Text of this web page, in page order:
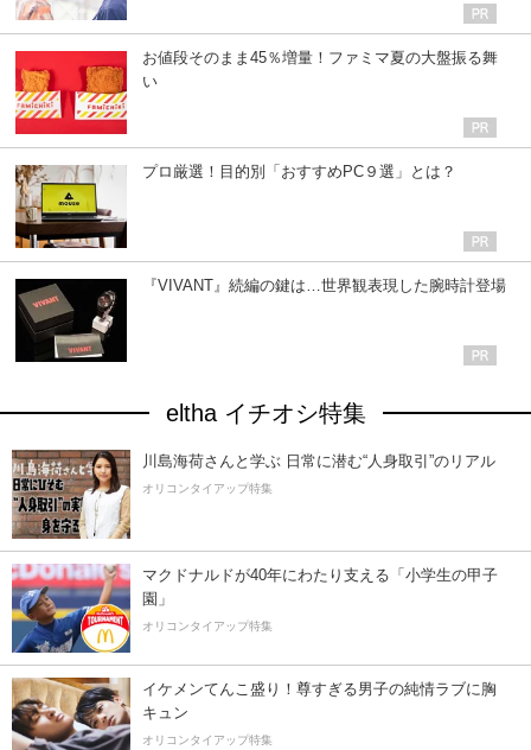
お値段そのまま45％増量！ファミマ夏の大盤振る舞
い
プロ厳選！目的別「おすすめPC９選」とは？
『VIVANT』続編の鍵は…世界観表現した腕時計登場
eltha イチオシ特集
川島海荷さんと学ぶ 日常に潜む“人身取引”のリアル
オリコンタイアップ特集
マクドナルドが40年にわたり支える「小学生の甲子
園」
オリコンタイアップ特集
イケメンてんこ盛り！尊すぎる男子の純情ラブに胸
キュン
オリコンタイアップ特集